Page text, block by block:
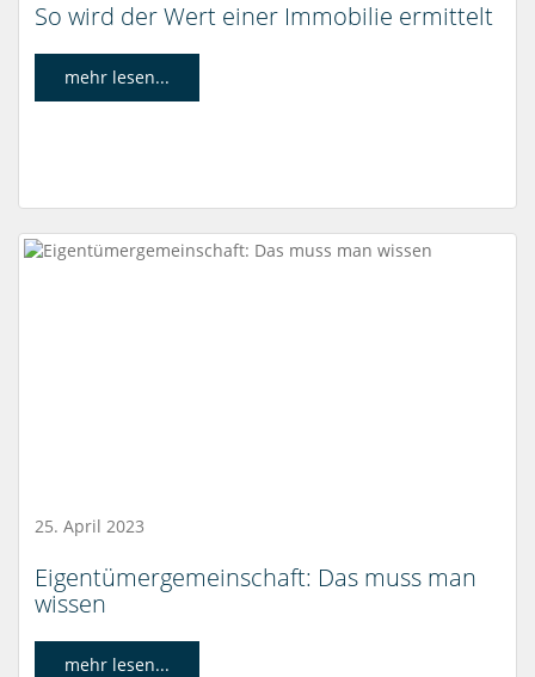
So wird der Wert einer Immobilie ermittelt
mehr lesen...
25. April 2023
Eigentümergemeinschaft: Das muss man
wissen
mehr lesen...